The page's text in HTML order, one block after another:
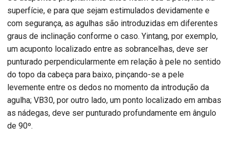
superfície, e para que sejam estimulados devidamente e
com segurança, as agulhas são introduzidas em diferentes
graus de inclinação conforme o caso. Yintang, por exemplo,
um acuponto localizado entre as sobrancelhas, deve ser
punturado perpendicularmente em relação à pele no sentido
do topo da cabeça para baixo, pinçando-se a pele
levemente entre os dedos no momento da introdução da
agulha; VB30, por outro lado, um ponto localizado em ambas
as nádegas, deve ser punturado profundamente em ângulo
de 90º.